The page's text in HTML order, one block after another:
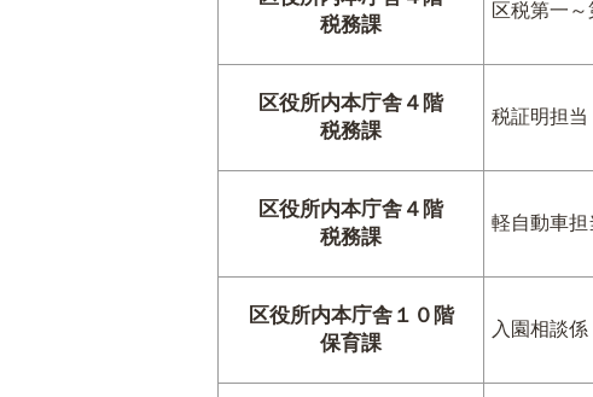
税務課
区税第一
区役所内本庁舎４階
税務課
税証明担当
区役所内本庁舎４階
税務課
軽自動車担
区役所内本庁舎１０階
保育課
入園相談係